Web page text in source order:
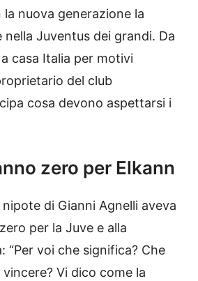
la nuova generazione la
Juventus dei grandi. Da
casa Italia per motivi
del club
cosa devono aspettarsi i
zero per Elkann
di Gianni Agnelli aveva
per la Juve e alla
“Per voi che significa? Che
Vi dico come la